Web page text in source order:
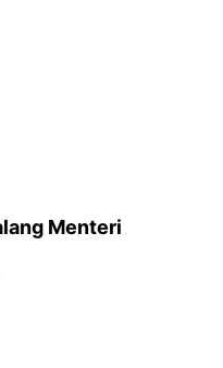
Menteri